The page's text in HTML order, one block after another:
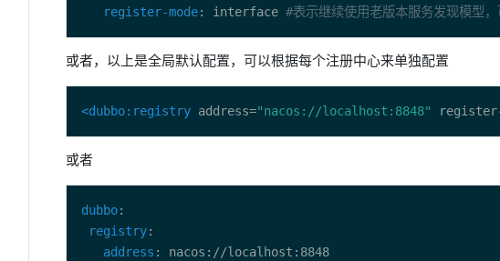
register-mode: interface #表示继续使用老版本服务发现模
或者，以上是全局默认配置，可以根据每个注册中心来单独配置
<dubbo:registry address="nacos://localhost:8848" register-
或者
dubbo
registry
address